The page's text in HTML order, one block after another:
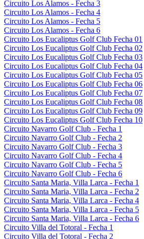
Circuito Los Alamos - Fecha 3
Circuito Los Alamos - Fecha 4
Circuito Los Alamos - Fecha 5
Circuito Los Alamos - Fecha 6
Circuito Los Eucaliptus Golf Club Fecha 01
Circuito Los Eucaliptus Golf Club Fecha 02
Circuito Los Eucaliptus Golf Club Fecha 03
Circuito Los Eucaliptus Golf Club Fecha 04
Circuito Los Eucaliptus Golf Club Fecha 05
Circuito Los Eucaliptus Golf Club Fecha 06
Circuito Los Eucaliptus Golf Club Fecha 07
Circuito Los Eucaliptus Golf Club Fecha 08
Circuito Los Eucaliptus Golf Club Fecha 09
Circuito Los Eucaliptus Golf Club Fecha 10
Circuito Navarro Golf Club - Fecha 1
Circuito Navarro Golf Club - Fecha 2
Circuito Navarro Golf Club - Fecha 3
Circuito Navarro Golf Club - Fecha 4
Circuito Navarro Golf Club - Fecha 5
Circuito Navarro Golf Club - Fecha 6
Circuito Santa Maria, Villa Larca - Fecha 1
Circuito Santa Maria, Villa Larca - Fecha 2
Circuito Santa Maria, Villa Larca - Fecha 4
Circuito Santa Maria, Villa Larca - Fecha 5
Circuito Santa Maria, Villa Larca - Fecha 6
Circuito Villa del Totoral - Fecha 1
Circuito Villa del Totoral - Fecha 2